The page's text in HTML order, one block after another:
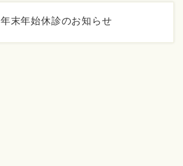
年末年始休診のお知らせ